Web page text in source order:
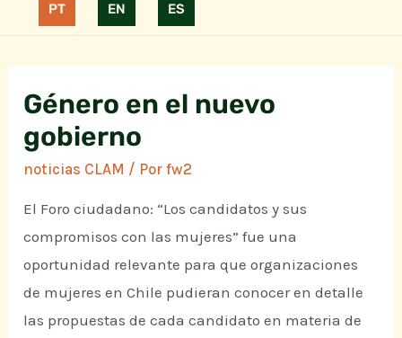
PT EN ES
Género en el nuevo
gobierno
noticias CLAM / Porfw2
El Foro ciudadano: “Los candidatos y sus
compromisos con las mujeres” fue una
oportunidad relevante para que organizaciones
de mujeres en Chile pudieran conocer en detalle
las propuestas de cada candidato en materia de